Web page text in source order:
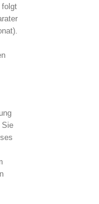
folgt
Sie